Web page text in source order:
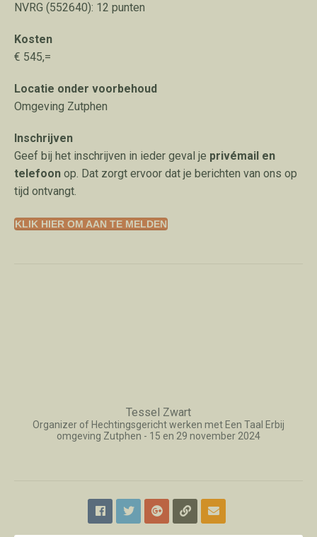
NVRG (552640): 12 punten
Kosten
€ 545,=
Locatie onder voorbehoud
Omgeving Zutphen
Inschrijven
Geef bij het inschrijven in ieder geval je privémail en
telefoon op. Dat zorgt ervoor dat je berichten van ons op
tijd ontvangt.
KLIK HIER OM AAN TE MELDEN
Tessel Zwart
Organizer of Hechtingsgericht werken met Een Taal Erbij
omgeving Zutphen - 15 en 29 november 2024